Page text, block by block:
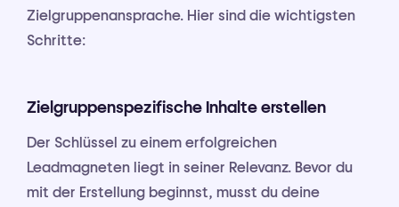
Zielgruppenansprache. Hier sind die wichtigsten
Schritte:
Zielgruppenspezifische Inhalte erstellen
Der Schlüssel zu einem erfolgreichen
Leadmagneten liegt in seiner Relevanz. Bevor du
mit der Erstellung beginnst, musst du deine